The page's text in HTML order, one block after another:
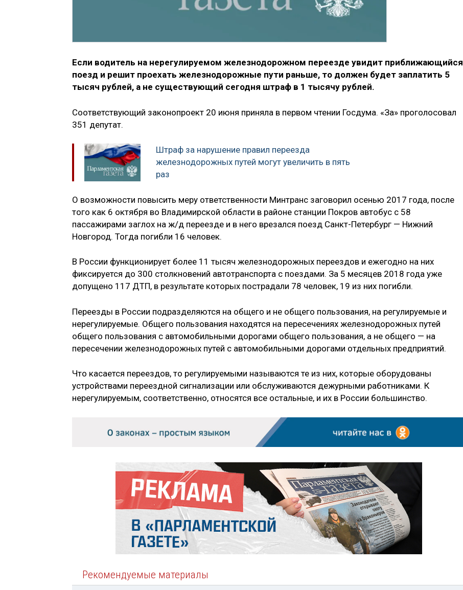
Если водитель на нерегулируемом железнодорожном переезде увидит приближающийся
поезд и решит проехать железнодорожные пути раньше, то должен будет заплатить 5
тысяч рублей, а не существующий сегодня штраф в 1 тысячу рублей.
Соответствующий законопроект 20 июня приняла в первом чтении Госдума. «За» проголосовал
351 депутат.
Штраф за нарушение правил переезда
железнодорожных путей могут увеличить в пять
раз
О возможности повысить меру ответственности Минтранс заговорил осенью 2017 года, после
того как 6 октября во Владимирской области в районе станции Покров автобус с 58
пассажирами заглох на ж/д переезде и в него врезался поезд Санкт-Петербург — Нижний
Новгород. Тогда погибли 16 человек.
В России функционирует более 11 тысяч железнодорожных переездов и ежегодно на них
фиксируется до 300 столкновений автотранспорта с поездами. За 5 месяцев 2018 года уже
допущено 117 ДТП, в результате которых пострадали 78 человек, 19 из них погибли.
Переезды в России подразделяются на общего и не общего пользования, на регулируемые и
нерегулируемые. Общего пользования находятся на пересечениях железнодорожных путей
общего пользования с автомобильными дорогами общего пользования, а не общего — на
пересечении железнодорожных путей с автомобильными дорогами отдельных предприятий.
Что касается переездов, то регулируемыми называются те из них, которые оборудованы
устройствами переездной сигнализации или обслуживаются дежурными работниками. К
нерегулируемым, соответственно, относятся все остальные, и их в России большинство.
Рекомендуемые материалы